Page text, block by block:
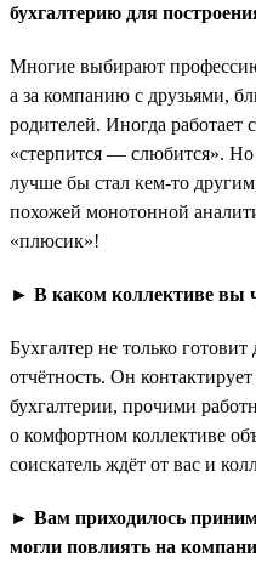
бухгалтерию для
Многие выбирают
а за компанию с друзьями,
родителей. Иногда работает
«стерпится — слюбится». Но
лучше бы стал кем-то
похожей монотонной
«плюсик»!
► В каком коллективе вы
Бухгалтер не только
отчётность. Он
бухгалтерии, прочими
о комфортном коллективе
соискатель ждёт от вас и
► Вам приходилось
могли повлиять на